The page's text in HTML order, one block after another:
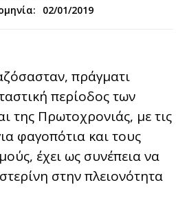
02/01/2019
πράγματι
περίοδος των
της Πρωτοχρονιάς, με τις
φαγοπότια και τους
έχει ως συνέπεια να
στην πλειονότητα